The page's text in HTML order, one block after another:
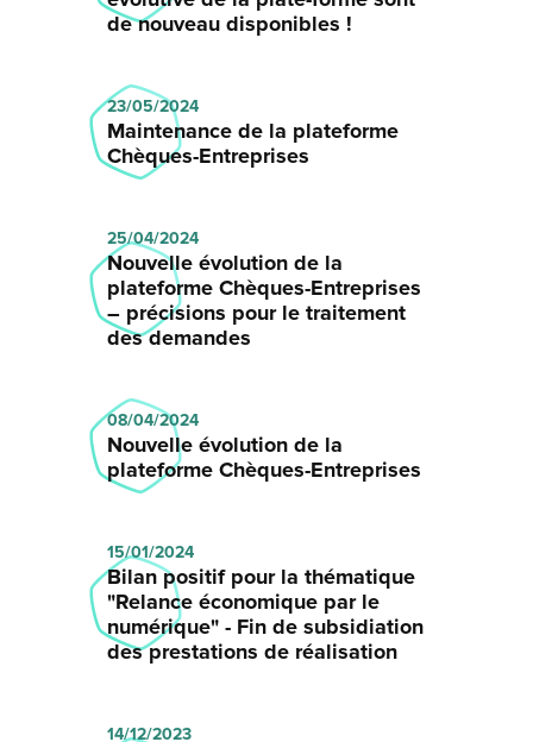
de nouveau disponibles !
23/05/2024
Maintenance de la plateforme
Chèques-Entreprises
25/04/2024
Nouvelle évolution de la
plateforme Chèques-Entreprises
– précisions pour le traitement
des demandes
08/04/2024
Nouvelle évolution de la
plateforme Chèques-Entreprises
15/01/2024
Bilan positif pour la thématique
"Relance économique par le
numérique" - Fin de subsidiation
des prestations de réalisation
14/12/2023